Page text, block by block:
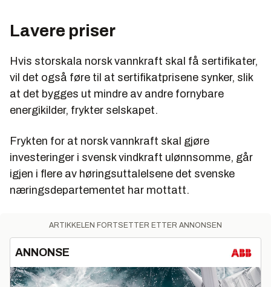
Lavere priser
Hvis storskala norsk vannkraft skal få sertifikater,
vil det også føre til at sertifikatprisene synker, slik
at det bygges ut mindre av andre fornybare
energikilder, frykter selskapet.
Frykten for at norsk vannkraft skal gjøre
investeringer i svensk vindkraft ulønnsomme, går
igjen i flere av høringsuttalelsene det svenske
næringsdepartementet har mottatt.
ARTIKKELEN FORTSETTER ETTER ANNONSEN
ANNONSE